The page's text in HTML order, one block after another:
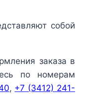
собой
заказа в
по номерам
, +7 (3412) 241-